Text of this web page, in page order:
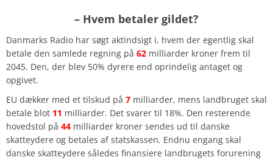
– Hvem betaler gildet?
Danmarks Radio har søgt aktindsigt i, hvem der egentlig skal
betale den samlede regning på 62 milliarder kroner frem til
2045. Den, der blev 50% dyrere end oprindelig antaget og
opgivet.
EU dækker med et tilskud på 7 milliarder, mens landbruget skal
betale blot 11 milliarder. Det svarer til 18%. Den resterende
hovedstol på 44 milliarder kroner sendes ud til danske
skatteydere og betales af statskassen. Endnu engang skal
danske skatteydere således finansiere landbrugets forurening